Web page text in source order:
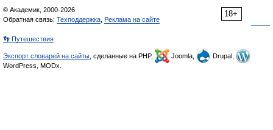
18+
© Академик, 2000-2026
Обратная связь: Техподдержка Реклама на сайте
👣 Путешествия
Экспорт словарей на сайты , сделанные на PHP, Joomla,
Drupal,
WordPress, MODx.